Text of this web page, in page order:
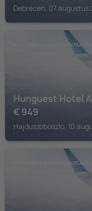
Debrecen, 07
NORTHERN HUNGARIAN PLAINS
Hunguest Hotel
€ 949
Hajduszoboszlo, 10
NORTHERN HUNGARIAN PLAINS